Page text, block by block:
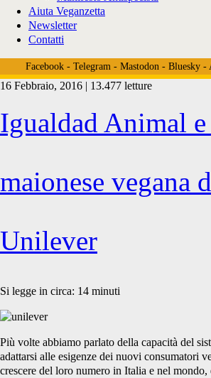
Aiuta Veganzetta
Newsletter
Contatti
Facebook- Telegram- Mastodon- Bluesky-
Tag:
<span>California
Air
Resources
Board</span>
16 Febbraio, 2016 | 13.477 letture
Igualdad Animal
maionese vegana
Unilever
Si legge in circa: 14 minuti
Più volte abbiamo parlato della capacità del
adattarsi alle esigenze dei nuovi consumatori
crescere del loro numero in Italia e nel mondo,